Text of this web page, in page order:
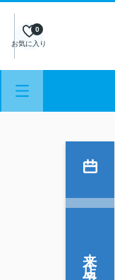
お気に入り
0
来店予約